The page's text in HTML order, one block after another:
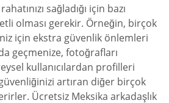
sağladığı için bazı
olması gerekir. Örneğin, birçok
için ekstra güvenlik önlemleri
geçmenize, fotoğrafları
kullanıcılardan profilleri
artıran diğer birçok
Ücretsiz Meksika arkadaşlık